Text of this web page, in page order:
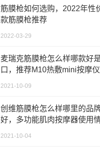
筋膜枪如何选购，2022年性
款筋膜枪推荐
2022-03-29
麦瑞克筋膜枪怎么样哪款好
口，推荐M10热敷mini按摩仪
2021-10-09
创维筋膜枪怎么样哪里的品
好，多功能肌肉按摩器使用
2021-10-04